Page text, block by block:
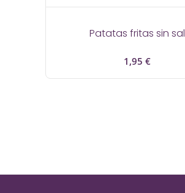
Patatas fritas sin sal
Precio
1,95 €